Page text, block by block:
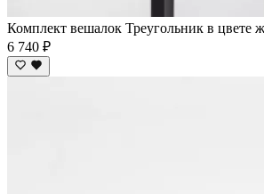
Комплект вешалок Треугольник в цвете
6 740 ₽